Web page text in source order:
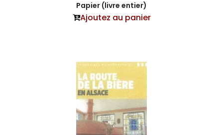
Papier (livre entier)
Ajoutez au panier